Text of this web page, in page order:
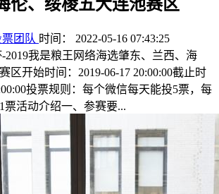
伦、绥棱五大连池赛区
团队 时间： 2022-05-16 07:43:25
2019我是粮王网络海选肇东、兰西、海
区开始时间：2019-06-17 20:00:00截止时
投票规则：每个微信每天能投5票，每
票活动介绍一、参赛要...